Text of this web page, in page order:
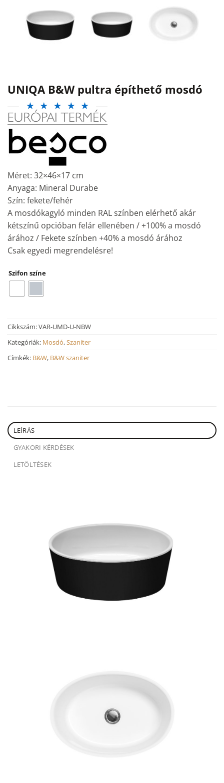
UNIQA B&W pultra építhető mosdó
Méret: 32×46×17 cm
Anyaga: Mineral Durabe
Szín: fekete/fehér
A mosdókagyló minden RAL színben elérhető akár
kétszínű opcióban felár ellenében / +100% a mosdó
árához / Fekete színben +40% a mosdó árához
Csak egyedi megrendelésre!
Szifon színe
Cikkszám:VAR-UMD-U-NBW
Kategóriák: Mosdó,Szaniter
Címkék: B&W, B&W szaniter
LEÍRÁS
GYAKORI KÉRDÉSEK
LETÖLTÉSEK